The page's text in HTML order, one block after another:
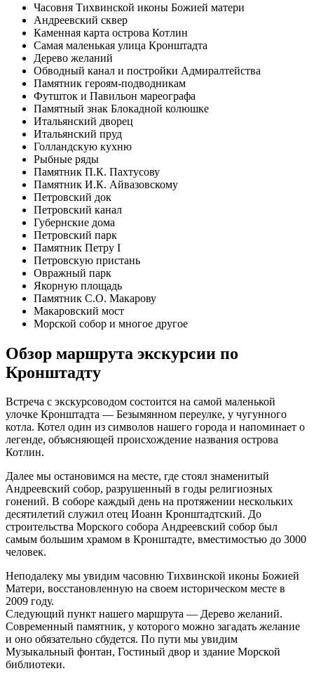
Часовня Тихвинской иконы Божией матери
Андреевский сквер
Каменная карта острова Котлин
Самая маленькая улица Кронштадта
Дерево желаний
Обводный канал и постройки Адмиралтейства
Памятник героям-подводникам
Футшток и Павильон мареографа
Памятный знак Блокадной колюшке
Итальянский дворец
Итальянский пруд
Голландскую кухню
Рыбные ряды
Памятник П.К. Пахтусову
Памятник И.К. Айвазовскому
Петровский док
Петровский канал
Губернские дома
Петровский парк
Памятник Петру I
Петровскую пристань
Овражный парк
Якорную площадь
Памятник С.О. Макарову
Макаровский мост
Морской собор и многое другое
Обзор маршрута экскурсии по
Кронштадту
Встреча с экскурсоводом состоится на самой маленькой
улочке Кронштадта — Безымянном переулке, у чугунного
котла. Котел один из символов нашего города и напоминает о
легенде, объясняющей происхождение названия острова
Котлин.
Далее мы остановимся на месте, где стоял знаменитый
Андреевский собор, разрушенный в годы религиозных
гонений. В соборе каждый день на протяжении нескольких
десятилетий служил отец Иоанн Кронштадтский. До
строительства Морского собора Андреевский собор был
самым большим храмом в Кронштадте, вместимостью до 3000
человек.
Неподалеку мы увидим часовню Тихвинской иконы Божией
Матери, восстановленную на своем историческом месте в
2009 году.
Следующий пункт нашего маршрута — Дерево желаний.
Современный памятник, у которого можно загадать желание
и оно обязательно сбудется. По пути мы увидим
Музыкальный фонтан, Гостиный двор и здание Морской
библиотеки.